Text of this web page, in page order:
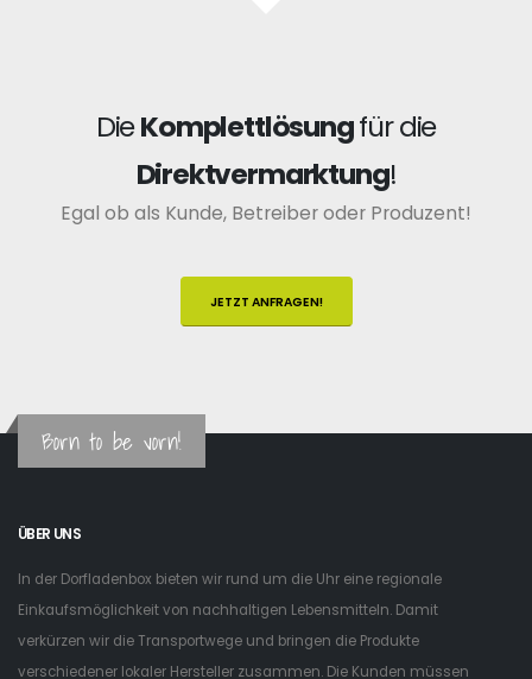
DieKomplettlösungfür die
Direktvermarktung!
Egal ob als Kunde, Betreiber oder Produzent!
JETZT ANFRAGEN!
Born to be vorn!
ÜBER UNS
In der Dorfladenbox bieten wir rund um die Uhr eine regionale
Einkaufsmöglichkeit von nachhaltigen Lebensmitteln. Damit
verkürzen wir die Transportwege und bringen die Produkte
verschiedener lokaler Hersteller zusammen. Die Kunden müssen